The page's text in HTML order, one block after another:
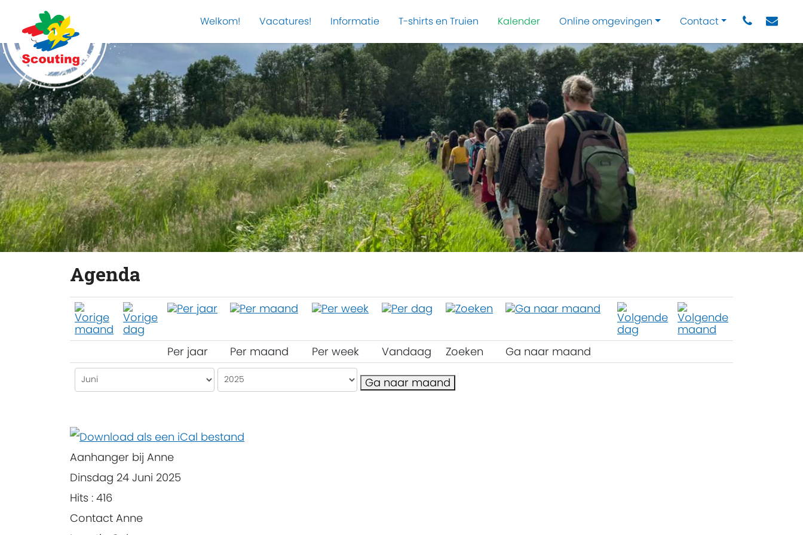
Welkom! Vacatures! Informatie T-shirts en Truien Kalender Online omgevingen Contact
Agenda
Per jaar Per maand Per week Vandaag Zoeken Ga naar maand
Ga naar maand
Aanhanger bij Anne
Dinsdag 24 Juni 2025
Hits : 416
Contact Anne